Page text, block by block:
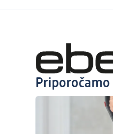
Priporočamo